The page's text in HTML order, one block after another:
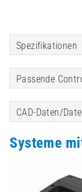
Spezifikationen
Passende
CAD-Daten/
Systeme